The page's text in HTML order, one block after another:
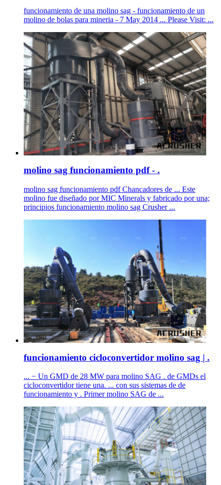
funcionamiento de una molino sag - funcionamiento de un
molino de bolas para mineria - 7 May 2014 ... Please Visit: ...
molino sag funcionamiento pdf - .
molino sag funcionamiento pdf Chancadores de ... Este
molino fue diseñado por MIC Minerals y fabricado por una;
principios funcionamiento molino sag Crusher ...
funcionamiento cicloconvertidor molino sag | .
... − Un GMD de 28 MW para molino SAG . de GMDs el
cicloconvertidor tiene una. ... con sus sistemas de de
funcionamiento y . Primer molino SAG de ...